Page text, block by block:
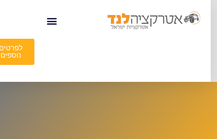
לפרטים
נוספים